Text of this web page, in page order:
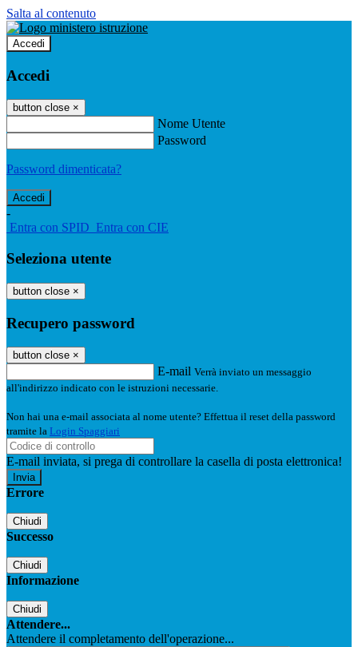
Salta al contenuto
Accedi
Accedi
button close ×
Nome Utente
Password
Password dimenticata?
-
Entra con SPID Entra con CIE
Seleziona utente
button close ×
Recupero password
button close ×
E-mail Verrà inviato un messaggio
all'indirizzo indicato con le istruzioni necessarie.
Non hai una e-mail associata al nome utente? Effettua il reset della password
tramite la Login Spaggiari
E-mail inviata, si prega di controllare la casella di posta elettronica!
Errore
Chiudi
Successo
Chiudi
Informazione
Chiudi
Attendere...
Attendere il completamento dell'operazione...